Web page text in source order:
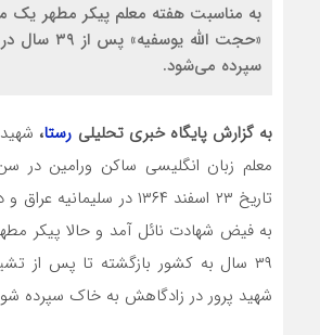
به مناسبت هفته معلم پیکر مطهر یک
«حجت الله
سپرده می‌شود.
به گزارش پایگاه خبری تحلیلی رستا،
به فیض شهادت نائل آمد و حالا پیکر
۳۹ سال به کشور بازگشته تا پس از
شهید پرور در زادگاهش به خاک سپرده